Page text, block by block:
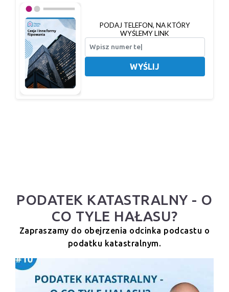
PODAJ TELEFON, NA KTÓRY
WYŚLEMY LINK
WYŚLIJ
PODATEK KATASTRALNY - O
CO TYLE HAŁASU?
Zapraszamy do obejrzenia odcinka podcastu o
podatku katastralnym.